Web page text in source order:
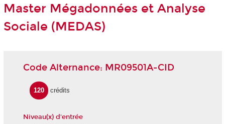
Master Mégadonnées et Analyse
Sociale (MEDAS)
Code Alternance: MR09501A-CID
120 crédits
Niveau(x) d'entrée